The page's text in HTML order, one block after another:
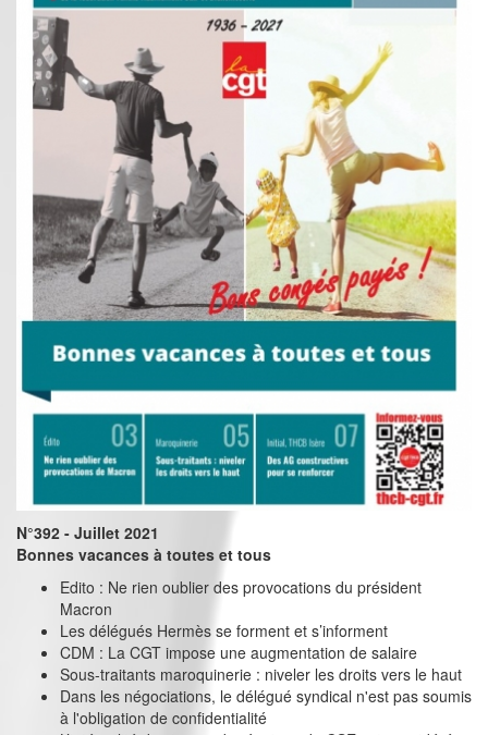
N°392 - Juillet 2021
Bonnes vacances à toutes et tous
Edito : Ne rien oublier des provocations du président
Macron
Les délégués Hermès se forment et s’informent
CDM : La CGT impose une augmentation de salaire
Sous-traitants maroquinerie : niveler les droits vers le haut
Dans les négociations, le délégué syndical n'est pas soumis
à l'obligation de confidentialité